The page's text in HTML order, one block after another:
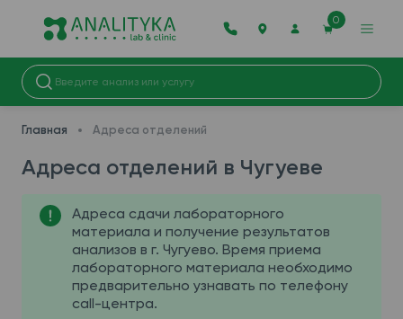
0
Главная Адреса отделений
Адреса отделений в Чугуеве
Адреса сдачи лабораторного
материала и получение результатов
анализов в г. Чугуево. Время приема
лабораторного материала необходимо
предварительно узнавать по телефону
call-центра.